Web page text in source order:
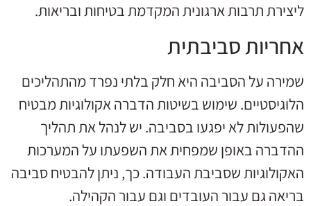
ליצירת תרבות ארגונית המקדמת בטיחות ובריאות.
אחריות סביבתית
שמירה על הסביבה היא חלק בלתי נפרד מהתהליכים
הלוגיסטיים. שימוש בשיטות הדברה אקולוגיות מבטיח
שהפעולות לא יפגעו בסביבה. יש לנהל את תהליך
ההדברה באופן שמפחית את השפעתו על המערכות
האקולוגיות שסביבת העבודה. כך, ניתן להבטיח סביבה
בריאה גם עבור העובדים וגם עבור הקהילה.